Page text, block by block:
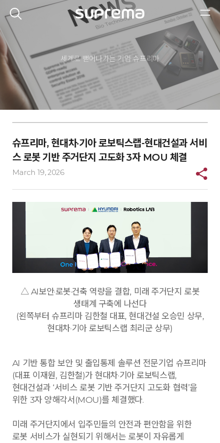
세계로 뻗어나가는 기업 슈프리마
슈프리마, 현대차·기아 로보틱스랩-현대건설과 서비
스 로봇 기반 주거단지 고도화 3자 MOU 체결
March 19, 2026
△ AI보안·로봇·건축 역량을 결합, 미래 주거단지 로봇
생태계 구축에 나선다
(왼쪽부터 슈프리마 김한철 대표, 현대건설 오승민 상무,
현대차·기아 로보틱스랩 최리군 상무)
AI 기반 통합 보안 및 출입통제 솔루션 전문기업 슈프리마
(대표 이재원, 김한철)가 현대차·기아 로보틱스랩,
현대건설과 ‘서비스 로봇 기반 주거단지 고도화 협력’을
위한 3자 양해각서(MOU)를 체결했다.
미래 주거단지에서 입주민들의 안전과 편안함을 위한
로봇 서비스가 실현되기 위해서는 로봇이 자유롭게